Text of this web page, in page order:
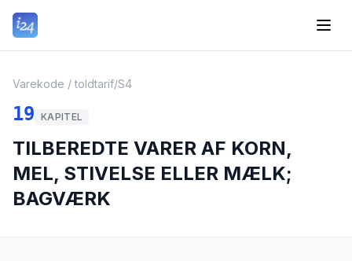
Varekode / toldtarif/S4
19 KAPITEL
TILBEREDTE VARER AF KORN,
MEL, STIVELSE ELLER MÆLK;
BAGVÆRK